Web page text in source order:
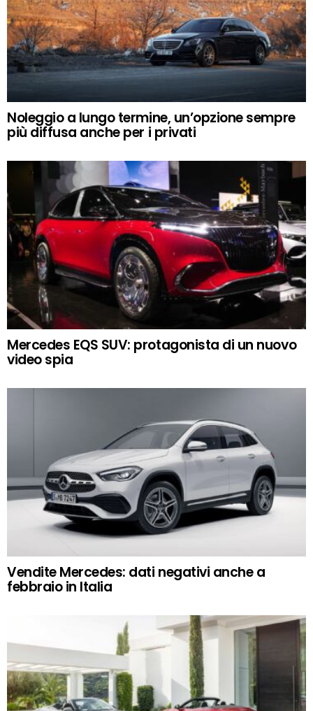
Noleggio a lungo termine, un’opzione sempre
più diffusa anche per i privati
Mercedes EQS SUV: protagonista di un nuovo
video spia
Vendite Mercedes: dati negativi anche a
febbraio in Italia